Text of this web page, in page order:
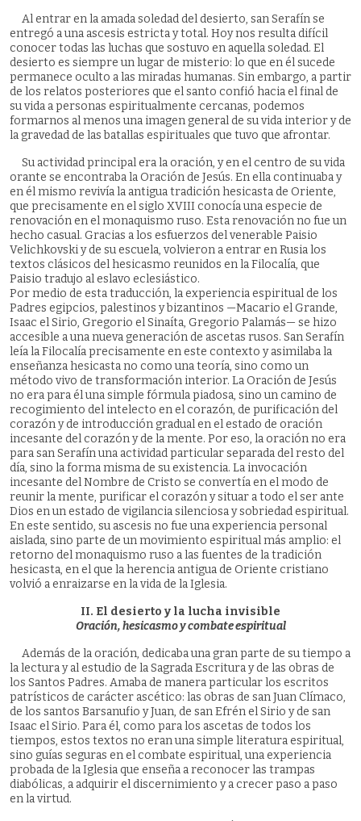
Al entrar en la amada soledad del desierto, san Serafín se
entregó a una ascesis estricta y total. Hoy nos resulta difícil
conocer todas las luchas que sostuvo en aquella soledad. El
desierto es siempre un lugar de misterio: lo que en él sucede
permanece oculto a las miradas humanas. Sin embargo, a partir
de los relatos posteriores que el santo confió hacia el final de
su vida a personas espiritualmente cercanas, podemos
formarnos al menos una imagen general de su vida interior y de
la gravedad de las batallas espirituales que tuvo que afrontar.
Su actividad principal era la oración, y en el centro de su vida
orante se encontraba la Oración de Jesús. En ella continuaba y
en él mismo revivía la antigua tradición hesicasta de Oriente,
que precisamente en el siglo XVIII conocía una especie de
renovación en el monaquismo ruso. Esta renovación no fue un
hecho casual. Gracias a los esfuerzos del venerable Paisio
Velichkovski y de su escuela, volvieron a entrar en Rusia los
textos clásicos del hesicasmo reunidos en la Filocalía, que
Paisio tradujo al eslavo eclesiástico.
Por medio de esta traducción, la experiencia espiritual de los
Padres egipcios, palestinos y bizantinos —Macario el Grande,
Isaac el Sirio, Gregorio el Sinaíta, Gregorio Palamás— se hizo
accesible a una nueva generación de ascetas rusos. San Serafín
leía la Filocalía precisamente en este contexto y asimilaba la
enseñanza hesicasta no como una teoría, sino como un
método vivo de transformación interior. La Oración de Jesús
no era para él una simple fórmula piadosa, sino un camino de
recogimiento del intelecto en el corazón, de purificación del
corazón y de introducción gradual en el estado de oración
incesante del corazón y de la mente. Por eso, la oración no era
para san Serafín una actividad particular separada del resto del
día, sino la forma misma de su existencia. La invocación
incesante del Nombre de Cristo se convertía en el modo de
reunir la mente, purificar el corazón y situar a todo el ser ante
Dios en un estado de vigilancia silenciosa y sobriedad espiritual.
En este sentido, su ascesis no fue una experiencia personal
aislada, sino parte de un movimiento espiritual más amplio: el
retorno del monaquismo ruso a las fuentes de la tradición
hesicasta, en el que la herencia antigua de Oriente cristiano
volvió a enraizarse en la vida de la Iglesia.
II. El desierto y la lucha invisible
Oración, hesicasmo y combate espiritual
Además de la oración, dedicaba una gran parte de su tiempo a
la lectura y al estudio de la Sagrada Escritura y de las obras de
los Santos Padres. Amaba de manera particular los escritos
patrísticos de carácter ascético: las obras de san Juan Clímaco,
de los santos Barsanufio y Juan, de san Efrén el Sirio y de san
Isaac el Sirio. Para él, como para los ascetas de todos los
tiempos, estos textos no eran una simple literatura espiritual,
sino guías seguras en el combate espiritual, una experiencia
probada de la Iglesia que enseña a reconocer las trampas
diabólicas, a adquirir el discernimiento y a crecer paso a paso
en la virtud.